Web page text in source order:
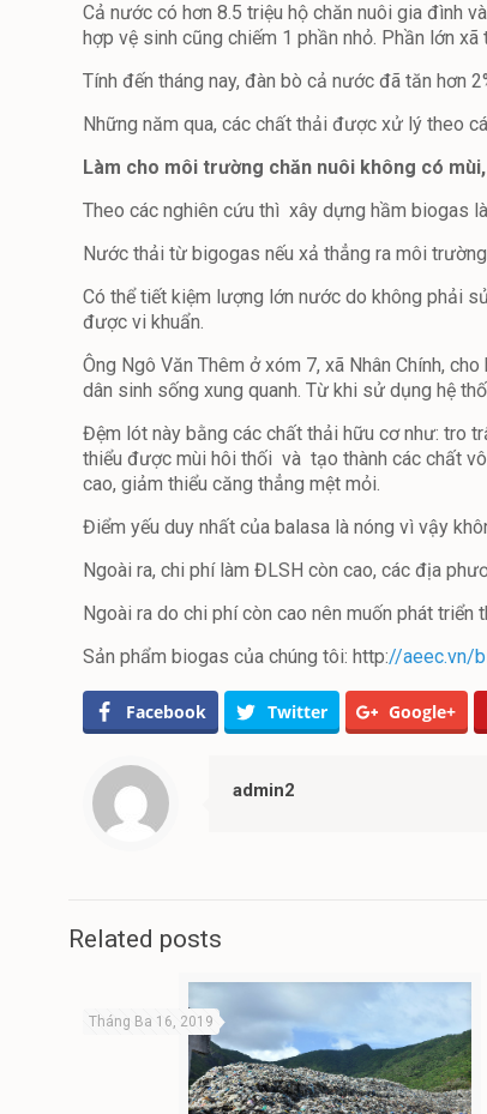
Cả nước có hơn 8.5 triệu hộ chăn nuôi gia đình
hợp vệ sinh cũng chiếm 1 phần nhỏ. Phần lớn
Tính đến tháng nay, đàn bò cả nước đã tăn hơn
Những năm qua, các chất thải được xử lý theo
Làm cho môi trường chăn nuôi không có
Theo các nghiên cứu thì xây dựng hầm biogas
Nước thải từ bigogas nếu xả thẳng ra môi
Có thể tiết kiệm lượng lớn nước do không phải
được vi khuẩn.
Ông Ngô Văn Thêm ở xóm 7, xã Nhân Chính,
dân sinh sống xung quanh. Từ khi sử dụng hệ
Đệm lót này bằng các chất thải hữu cơ như: tro
thiểu được mùi hôi thối và tạo thành các chất
cao, giảm thiểu căng thẳng mệt mỏi.
Điểm yếu duy nhất của balasa là nóng vì vậy
Ngoài ra, chi phí làm ĐLSH còn cao, các địa
Ngoài ra do chi phí còn cao nên muốn phát
Sản phẩm biogas của chúng tôi: http://aeec.vn/
Facebook Twitter Google+
admin2
Related posts
Tháng Ba 16, 2019